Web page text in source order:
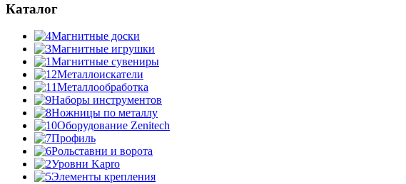
Каталог
Магнитные доски
Магнитные игрушки
Магнитные сувениры
Металлоискатели
Металлообработка
Наборы инструментов
Ножницы по металлу
Оборудование Zenitech
Профиль
Рольставни и ворота
Уровни Kapro
Элементы крепления